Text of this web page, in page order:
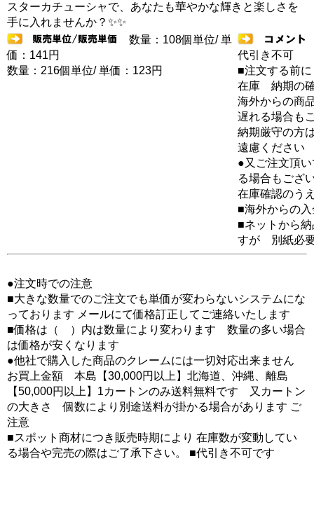
スターカチューシャで、あなたも華やかな輝きと楽しさを
手に入れませんか？✨✨
数量：108個単位/ 単
価：141円
数量：216個単位/ 単価：123円
代引き不可
■注文する前に
在庫 納期の
海外からの商
遅れる場合も
納期厳守の方
遠慮ください
●又ご注文頂
る場合もござ
在庫確認のう
■海外からの
■ネットから
すが 別紙必
●注文時での注意
■大きな数量でのご注文でも単価が変わらないシステムにな
っております メールにて価格訂正してご連絡いたします
■価格は（ ）内は数量により変わります 数量の多い場合
は価格が安くなります
●他社で購入した商品のクレームには一切対応出来ません
お買上金額 本島【30,000円以上】北海道、沖縄、離島
【50,000円以上】1カートンのみ送料無料です 又カートン
の大きさ 個数により別途送料が掛かる場合があります ご
注意
■スポット商材につき販売時期により 在庫数が変動してい
る場合や完売の際はご了承下さい。 ■代引き不可です